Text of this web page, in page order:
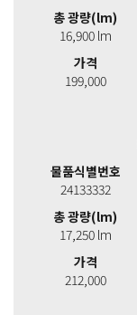
총 광량(lm)
16,900 lm
가격
199,000
물품식별번호
24133332
총 광량(lm)
17,250 lm
가격
212,000